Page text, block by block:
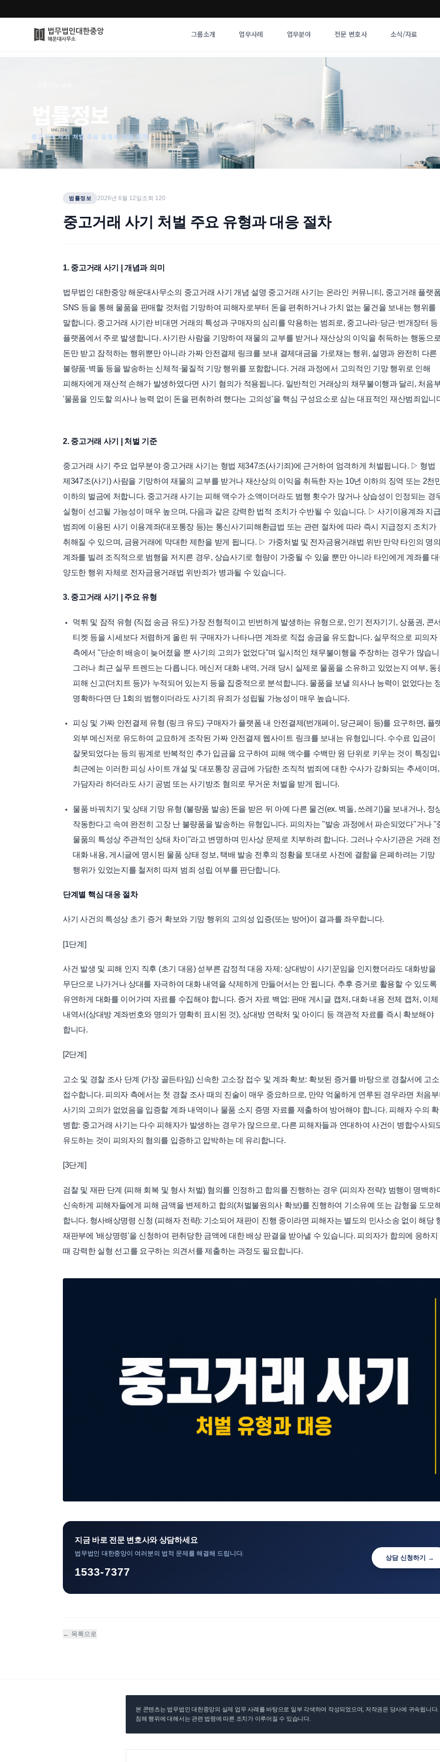
그룹소개 업무사례 업무분야 전문 변호사 소식/자료
사례분석/최신동향
법률정보
법률지식인
고객후기
법률정보
중고거래 사기 처벌 주요 유형과 대응 절차
법률정보 2026년 6월 12일 조회 120
중고거래 사기 처벌 주요 유형과 대응 절차
1. 중고거래 사기 | 개념과 의미
법무법인 대한중앙 해운대사무소의 중고거래 사기 개념 설명 중고거래 사기는 온라인 커뮤니티, 중고거래 플랫
SNS 등을 통해 물품을 판매할 것처럼 기망하여 피해자로부터 돈을 편취하거나 가치 없는 물건을 보내는 행위를
말합니다. 중고거래 사기란 비대면 거래의 특성과 구매자의 심리를 악용하는 범죄로, 중고나라·당근·번개장터 등
플랫폼에서 주로 발생합니다. 사기란 사람을 기망하여 재물의 교부를 받거나 재산상의 이익을 취득하는 행동으
돈만 받고 잠적하는 행위뿐만 아니라 가짜 안전결제 링크를 보내 결제대금을 가로채는 행위, 설명과 완전히 다른
불량품·벽돌 등을 발송하는 신체적·물질적 기망 행위를 포함합니다. 거래 과정에서 고의적인 기망 행위로 인해
피해자에게 재산적 손해가 발생하였다면 사기 혐의가 적용됩니다. 일반적인 거래상의 채무불이행과 달리, 처음
'물품을 인도할 의사나 능력 없이 돈을 편취하려 했다는 고의성'을 핵심 구성요소로 삼는 대표적인 재산범죄입니
2. 중고거래 사기 | 처벌 기준
중고거래 사기 주요 업무분야 중고거래 사기는 형법 제347조(사기죄)에 근거하여 엄격하게 처벌됩니다. ▷ 형법
제347조(사기) 사람을 기망하여 재물의 교부를 받거나 재산상의 이익을 취득한 자는 10년 이하의 징역 또는 2천
이하의 벌금에 처합니다. 중고거래 사기는 피해 액수가 소액이더라도 범행 횟수가 많거나 상습성이 인정되는 경
실형이 선고될 가능성이 매우 높으며, 다음과 같은 강력한 법적 조치가 수반될 수 있습니다. ▷ 사기이용계좌 지급
범죄에 이용된 사기 이용계좌(대포통장 등)는 통신사기피해환급법 또는 관련 절차에 따라 즉시 지급정지 조치가
취해질 수 있으며, 금융거래에 막대한 제한을 받게 됩니다. ▷ 가중처벌 및 전자금융거래법 위반 만약 타인의 명
계좌를 빌려 조직적으로 범행을 저지른 경우, 상습사기로 형량이 가중될 수 있을 뿐만 아니라 타인에게 계좌를 대
양도한 행위 자체로 전자금융거래법 위반죄가 병과될 수 있습니다.
3. 중고거래 사기 | 주요 유형
먹튀 및 잠적 유형 (직접 송금 유도) 가장 전형적이고 빈번하게 발생하는 유형으로, 인기 전자기기, 상품권, 콘
티켓 등을 시세보다 저렴하게 올린 뒤 구매자가 나타나면 계좌로 직접 송금을 유도합니다. 실무적으로 피의자
측에서 "단순히 배송이 늦어졌을 뿐 사기의 고의가 없었다"며 일시적인 채무불이행을 주장하는 경우가 많습
그러나 최근 실무 트렌드는 다릅니다. 메신저 대화 내역, 거래 당시 실제로 물품을 소유하고 있었는지 여부, 동
피해 신고(더치트 등)가 누적되어 있는지 등을 집중적으로 분석합니다. 물품을 보낼 의사나 능력이 없었다는
명확하다면 단 1회의 범행이더라도 사기죄 유죄가 성립될 가능성이 매우 높습니다.
피싱 및 가짜 안전결제 유형 (링크 유도) 구매자가 플랫폼 내 안전결제(번개페이, 당근페이 등)를 요구하면, 플
외부 메신저로 유도하여 교묘하게 조작된 가짜 안전결제 웹사이트 링크를 보내는 유형입니다. 수수료 입금이
잘못되었다는 등의 핑계로 반복적인 추가 입금을 요구하여 피해 액수를 수백만 원 단위로 키우는 것이 특징입
최근에는 이러한 피싱 사이트 개설 및 대포통장 공급에 가담한 조직적 범죄에 대한 수사가 강화되는 추세이며
가담자라 하더라도 사기 공범 또는 사기방조 혐의로 무거운 처벌을 받게 됩니다.
물품 바꿔치기 및 상태 기망 유형 (불량품 발송) 돈을 받은 뒤 아예 다른 물건(ex. 벽돌, 쓰레기)을 보내거나, 정
작동한다고 속여 완전히 고장 난 불량품을 발송하는 유형입니다. 피의자는 "발송 과정에서 파손되었다"거나 "
물품의 특성상 주관적인 상태 차이"라고 변명하며 민사상 문제로 치부하려 합니다. 그러나 수사기관은 거래
대화 내용, 게시글에 명시된 물품 상태 정보, 택배 발송 전후의 정황을 토대로 사전에 결함을 은폐하려는 기망
행위가 있었는지를 철저히 따져 범죄 성립 여부를 판단합니다.
단계별 핵심 대응 절차
사기 사건의 특성상 초기 증거 확보와 기망 행위의 고의성 입증(또는 방어)이 결과를 좌우합니다.
[1단계]
사건 발생 및 피해 인지 직후 (초기 대응) 섣부른 감정적 대응 자제: 상대방이 사기꾼임을 인지했더라도 대화방을
무단으로 나가거나 상대를 자극하여 대화 내역을 삭제하게 만들어서는 안 됩니다. 추후 증거로 활용할 수 있도록
유연하게 대화를 이어가며 자료를 수집해야 합니다. 증거 자료 백업: 판매 게시글 캡처, 대화 내용 전체 캡처, 이체
내역서(상대방 계좌번호와 명의가 명확히 표시된 것), 상대방 연락처 및 아이디 등 객관적 자료를 즉시 확보해야
합니다.
[2단계]
고소 및 경찰 조사 단계 (가장 골든타임) 신속한 고소장 접수 및 계좌 확보: 확보된 증거를 바탕으로 경찰서에 고
접수합니다. 피의자 측에서는 첫 경찰 조사 때의 진술이 매우 중요하므로, 만약 억울하게 연루된 경우라면 처음부
사기의 고의가 없었음을 입증할 계좌 내역이나 물품 소지 증명 자료를 제출하여 방어해야 합니다. 피해자 수의
병합: 중고거래 사기는 다수 피해자가 발생하는 경우가 많으므로, 다른 피해자들과 연대하여 사건이 병합수사되
유도하는 것이 피의자의 혐의를 입증하고 압박하는 데 유리합니다.
[3단계]
검찰 및 재판 단계 (피해 회복 및 형사 처벌) 혐의를 인정하고 합의를 진행하는 경우 (피의자 전략): 범행이 명백하
신속하게 피해자들에게 피해 금액을 변제하고 합의(처벌불원의사 확보)를 진행하여 기소유예 또는 감형을 도모
합니다. 형사배상명령 신청 (피해자 전략): 기소되어 재판이 진행 중이라면 피해자는 별도의 민사소송 없이 해당
재판부에 '배상명령'을 신청하여 편취당한 금액에 대한 배상 판결을 받아낼 수 있습니다. 피의자가 합의에 응하지
때 강력한 실형 선고를 요구하는 의견서를 제출하는 과정도 필요합니다.
지금 바로 전문 변호사와 상담하세요
법무법인 대한중앙이 여러분의 법적 문제를 해결해 드립니다.
1533-7377
상담 신청하기 →
← 목록으로
본 콘텐츠는 법무법인 대한중앙의 실제 업무 사례를 바탕으로 일부 각색하여 작성되었으며, 저작권은 당사에 귀속됩니다
침해 행위에 대해서는 관련 법령에 따른 조치가 이루어질 수 있습니다.